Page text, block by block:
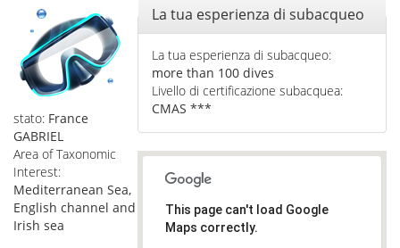
stato: France
GABRIEL
Area of Taxonomic
Interest:
Mediterranean Sea,
English channel and
Irish sea
Nascondi
La tua esperienza di subacqueo
La tua esperienza di subacqueo:
more than 100 dives
Livello di certificazione subacquea:
CMAS ***
This page can't load Google
Maps correctly.